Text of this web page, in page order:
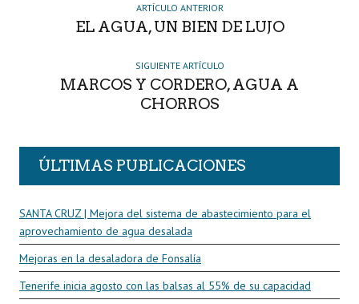
ARTÍCULO ANTERIOR
EL AGUA, UN BIEN DE LUJO
SIGUIENTE ARTÍCULO
MARCOS Y CORDERO, AGUA A
CHORROS
ÚLTIMAS PUBLICACIONES
SANTA CRUZ | Mejora del sistema de abastecimiento para el
aprovechamiento de agua desalada
Mejoras en la desaladora de Fonsalía
Tenerife inicia agosto con las balsas al 55% de su capacidad